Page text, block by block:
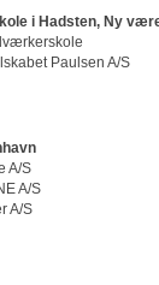
i Hadsten, Ny
Paulsen A/S
A/S
A/S
A/S